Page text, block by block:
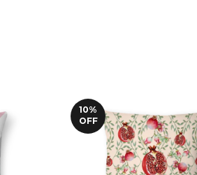
10%
OFF